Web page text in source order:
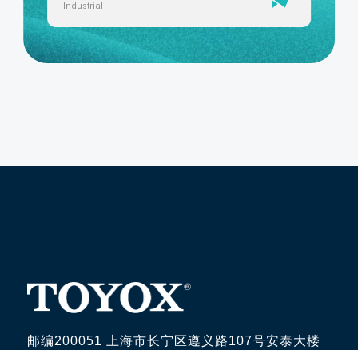
Industrial
邮编200051 上海市长宁区遵义路107号安泰大楼